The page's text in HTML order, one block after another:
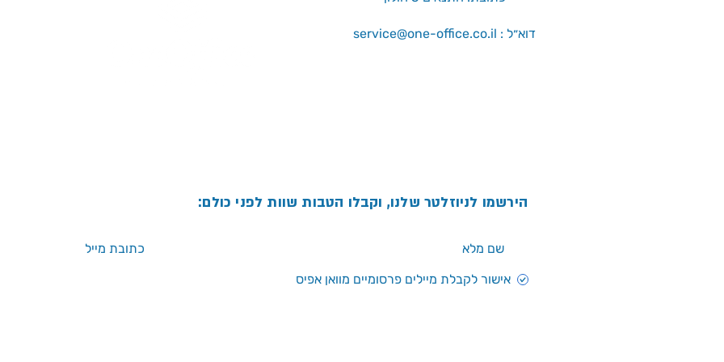
service@one-office.co.il : דוא״ל
הירשמו לניוזלטר שלנו, וקבלו הטבות שוות לפני כולם:
אישור לקבלת מיילים פרסומיים מוואן אפיס